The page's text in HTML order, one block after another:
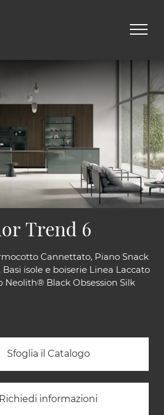
Cannettato, Piano Snack
isole e boiserie Linea Laccato
Neolith® Black Obsession Silk
Sfoglia il Catalogo
Richiedi informazioni
Trend 6